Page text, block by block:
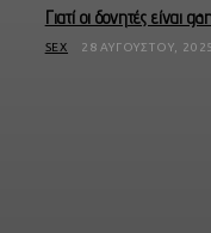
Γιατί οι δονητές
SEX 28 ΑΥΓΟΎΣΤΟΥ, 2025